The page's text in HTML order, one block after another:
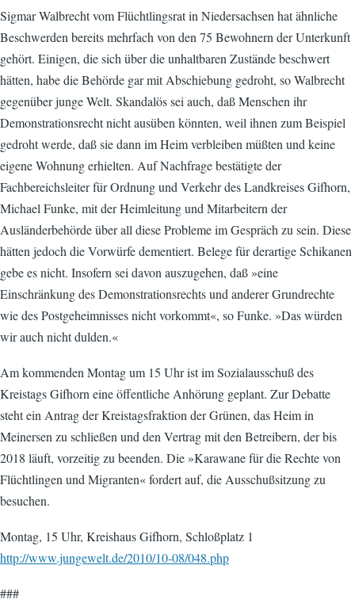
Sigmar Walbrecht vom Flüchtlingsrat in Niedersachsen hat ähnliche
Beschwerden bereits mehrfach von den 75 Bewohnern der Unterkunft
gehört. Einigen, die sich über die unhaltbaren Zustände beschwert
hätten, habe die Behörde gar mit Abschiebung gedroht, so Walbrecht
gegenüber junge Welt. Skandalös sei auch, daß Menschen ihr
Demonstrationsrecht nicht ausüben könnten, weil ihnen zum Beispiel
gedroht werde, daß sie dann im Heim verbleiben müßten und keine
eigene Wohnung erhielten. Auf Nachfrage bestätigte der
Fachbereichsleiter für Ordnung und Verkehr des Landkreises Gifhorn,
Michael Funke, mit der Heimleitung und Mitarbeitern der
Ausländerbehörde über all diese Probleme im Gespräch zu sein. Diese
hätten jedoch die Vorwürfe dementiert. Belege für derartige Schikanen
gebe es nicht. Insofern sei davon auszugehen, daß »eine
Einschränkung des Demonstrationsrechts und anderer Grundrechte
wie des Postgeheimnisses nicht vorkommt«, so Funke. »Das würden
wir auch nicht dulden.«
Am kommenden Montag um 15 Uhr ist im Sozialausschuß des
Kreistags Gifhorn eine öffentliche Anhörung geplant. Zur Debatte
steht ein Antrag der Kreistagsfraktion der Grünen, das Heim in
Meinersen zu schließen und den Vertrag mit den Betreibern, der bis
2018 läuft, vorzeitig zu beenden. Die »Karawane für die Rechte von
Flüchtlingen und Migranten« fordert auf, die Ausschußsitzung zu
besuchen.
Montag, 15 Uhr, Kreishaus Gifhorn, Schloßplatz 1
http://www.jungewelt.de/2010/10-08/048.php
###